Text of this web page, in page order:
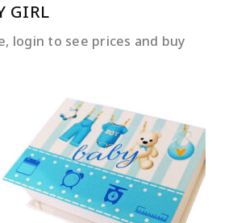
GIRL
login to see prices and buy
ΔΙΑΒΆΣΤΕ ΠΕΡΙΣΣΌΤΕΡΑ